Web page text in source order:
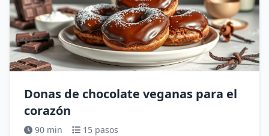
Donas de chocolate veganas para el
corazón
90 min
15 pasos